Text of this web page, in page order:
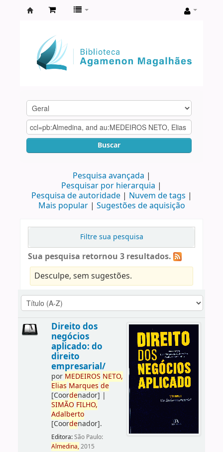
Agamenon
Magalhães
Buscar
Pesquisa avançada
Pesquisar por hierarquia
Pesquisa de autoridade
Nuvem de tags
Mais popular
Sugestões de aquisição
Filtre sua pesquisa
Sua pesquisa retornou 3 resultados.
Desculpe, sem sugestões.
Direito dos
negócios
aplicado: do
direito
empresarial/
por MEDEIROS NETO,
Elias Marques de
[Coordenador] |
SIMÃO FILHO,
Adalberto
[Coordenador].
Editora:São Paulo:
Almedina,2015